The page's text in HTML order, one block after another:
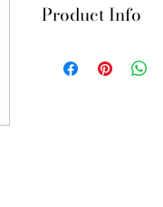
Product Info
FLU Strong